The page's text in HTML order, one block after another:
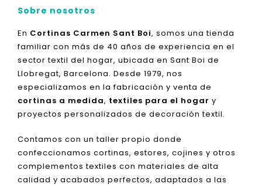
Sobre nosotros
En Cortinas Carmen Sant Boi, somos una tienda
familiar con más de 40 años de experiencia en el
sector textil del hogar, ubicada en Sant Boi de
Llobregat, Barcelona. Desde 1979, nos
especializamos en la fabricación y venta de
cortinas a medida, textiles para el hogar y
proyectos personalizados de decoración textil.
Contamos con un taller propio donde
confeccionamos cortinas, estores, cojines y otros
complementos textiles con materiales de alta
calidad y acabados perfectos, adaptados a las